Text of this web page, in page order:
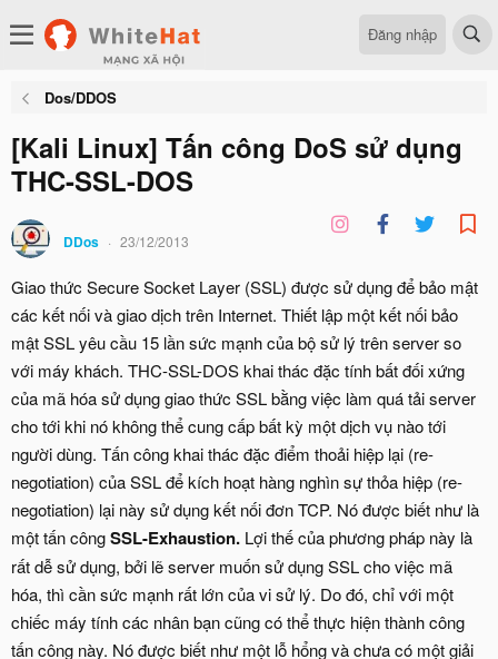
Đăng nhập
Dos/DDOS
[Kali Linux] Tấn công DoS sử dụng
THC-SSL-DOS
DDos 23/12/2013
Giao thức Secure Socket Layer (SSL) được sử dụng để bảo mật
các kết nối và giao dịch trên Internet. Thiết lập một kết nối bảo
mật SSL yêu cầu 15 lần sức mạnh của bộ sử lý trên server so
với máy khách. THC-SSL-DOS khai thác đặc tính bất đối xứng
của mã hóa sử dụng giao thức SSL bằng việc làm quá tải server
cho tới khi nó không thể cung cấp bất kỳ một dịch vụ nào tới
người dùng. Tấn công khai thác đặc điểm thoải hiệp lại (re-
negotiation) của SSL để kích hoạt hàng nghìn sự thỏa hiệp (re-
negotiation) lại này sử dụng kết nối đơn TCP. Nó được biết như là
một tấn côngSSL-Exhaustion. Lợi thế của phương pháp này là
rất dễ sử dụng, bởi lẽ server muốn sử dụng SSL cho việc mã
hóa, thì cần sức mạnh rất lớn của vi sử lý. Do đó, chỉ với một
chiếc máy tính các nhân bạn cũng có thể thực hiện thành công
tấn công này. Nó được biết như một lỗ hổng và chưa có một giải